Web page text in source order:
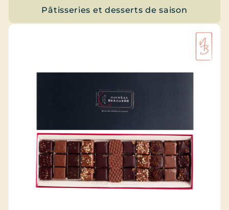
Pâtisseries et desserts de saison